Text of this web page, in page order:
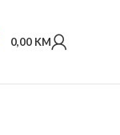
0,00 KM